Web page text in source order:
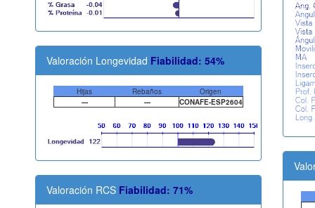
Valoración Longevidad Fiabilidad: 54%
Hijas Rebaños
Origen
---
--- CONAFE-ESP2604
Valoración RCS Fiabilidad: 71%